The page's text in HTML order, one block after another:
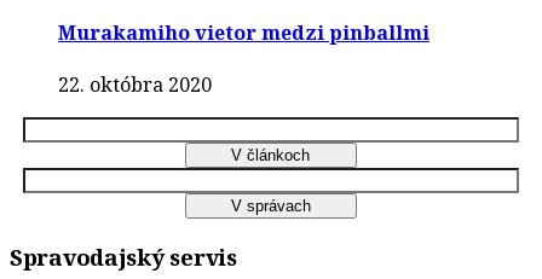
Murakamiho vietor medzi pinballmi
22. októbra 2020
Spravodajský servis